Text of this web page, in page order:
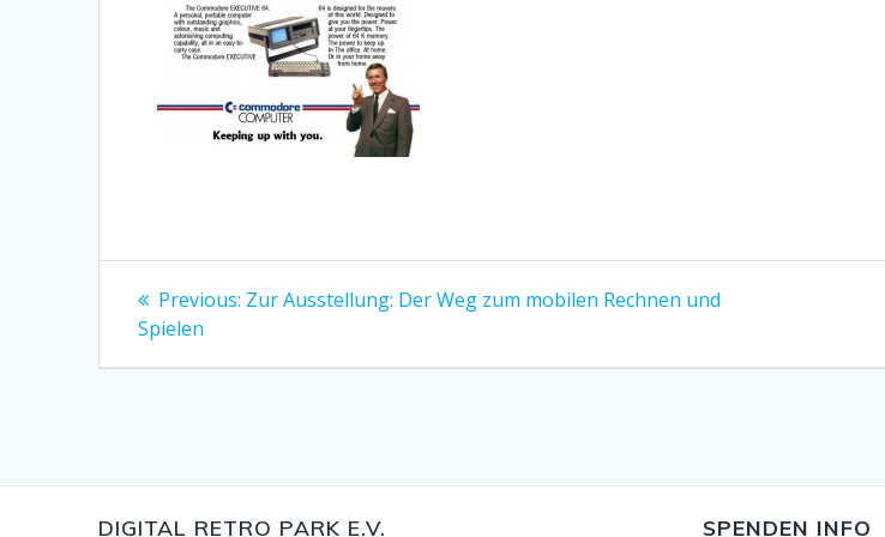
Beitragsnavigation
Previous: Previous
Zur Ausstellung: Der Weg zum mobilen Rechnen und
Spielen
DIGITAL RETRO PARK E.V. SPENDEN INFO